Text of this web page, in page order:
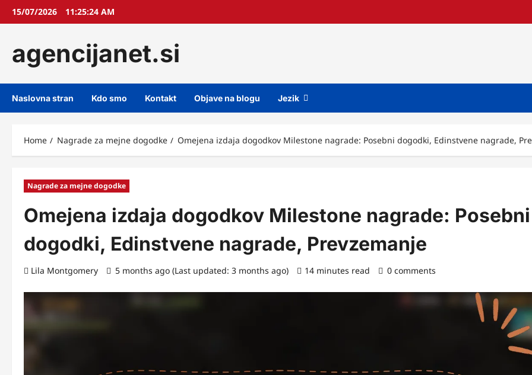
Skip15/07/2026 11:25:25 AM
agencijanet.si
Naslovna stran Kdo smo Kontakt Objave na blogu Jezik
Home Nagrade za mejne dogodke Omejena izdaja dogodkov Milestone nagrade: Posebni dogodki, Edinstvene nagrade,
Nagrade za mejne dogodke
Omejena izdaja dogodkov Milestone nagrade: Posebni
dogodki, Edinstvene nagrade, Prevzemanje
Lila Montgomery 5 months ago (Last updated: 3 months ago) 14 minutes read 0 comments